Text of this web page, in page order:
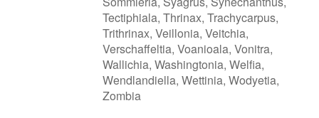
Tectiphiala, Thrinax, Trachycarpus,
Trithrinax, Veillonia, Veitchia,
Verschaffeltia, Voanioala, Vonitra,
Wallichia, Washingtonia, Welfia,
Wendlandiella, Wettinia, Wodyetia,
Zombia